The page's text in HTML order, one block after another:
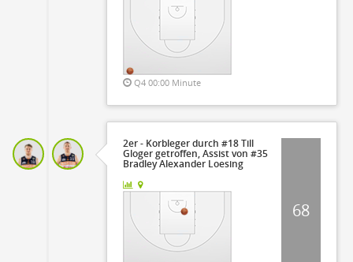
Q4 00:00 Minute
2er - Korbleger durch #18 Till
Gloger getroffen, Assist von #35
Bradley Alexander Loesing
68